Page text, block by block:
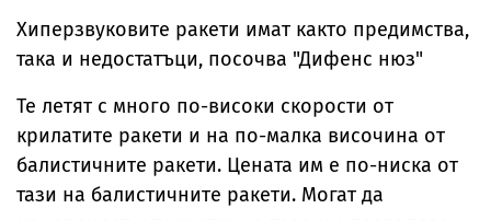
Хиперзвуковите ракети имат както предимства,
така и недостатъци, посочва "Дифенс нюз"
Те летят с много по-високи скорости от
крилатите ракети и на по-малка височина от
балистичните ракети. Цената им е по-ниска от
тази на балистичните ракети. Могат да